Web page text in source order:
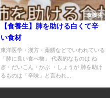
食養生
【食養生】肺を助ける白くて辛
い食材
東洋医学・漢方・薬膳などでいわれている
「肺に良い食べ物」 代表的なものは ね
ぎ・だいこん・かぶ ・しょうが 肺を助け
るものは「辛味」と言われ...